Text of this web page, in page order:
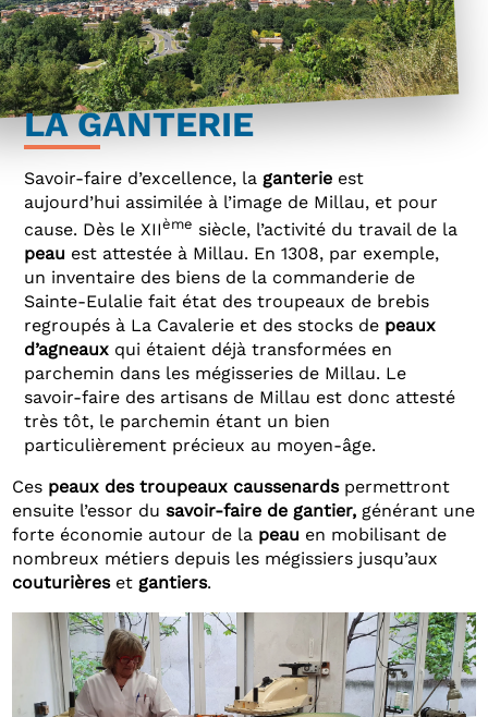
LA GANTERIE
Savoir-faire d’excellence, la ganterie est
aujourd’hui assimilée à l’image de Millau, et pour
cause. Dès le XIIème siècle, l’activité du travail de la
peau est attestée à Millau. En 1308, par exemple,
un inventaire des biens de la commanderie de
Sainte-Eulalie fait état des troupeaux de brebis
regroupés à La Cavalerie et des stocks de peaux
d’agneaux qui étaient déjà transformées en
parchemin dans les mégisseries de Millau. Le
savoir-faire des artisans de Millau est donc attesté
très tôt, le parchemin étant un bien
particulièrement précieux au moyen-âge.
Ces peaux des troupeaux caussenardspermettront
ensuite l’essor dusavoir-faire de gantier, générant une
forte économie autour de la peau en mobilisant de
nombreux métiers depuis les mégissiers jusqu’aux
couturières et gantiers.